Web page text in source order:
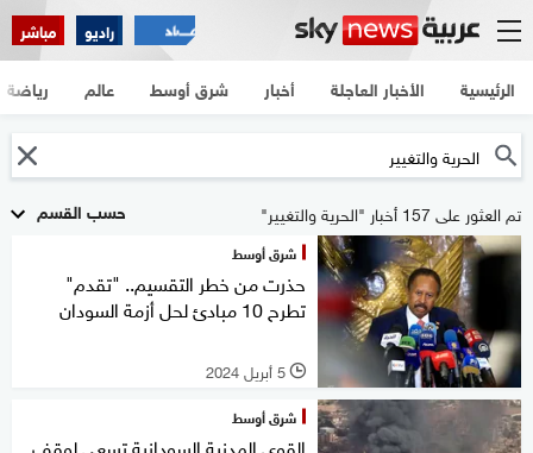
راديو مباشر
الرئيسية الأخبار العاجلة أخبار شرق أوسط عالم رياضة
حسب القسم تم العثور على 157 أخبار "الحرية والتغيير"
شرق أوسط
حذرت من خطر التقسيم.. "تقدم"
تطرح 10 مبادئ لحل أزمة السودان
l 5 أبريل 2024
شرق أوسط
القوى المدنية السودانية تسعى لوقف